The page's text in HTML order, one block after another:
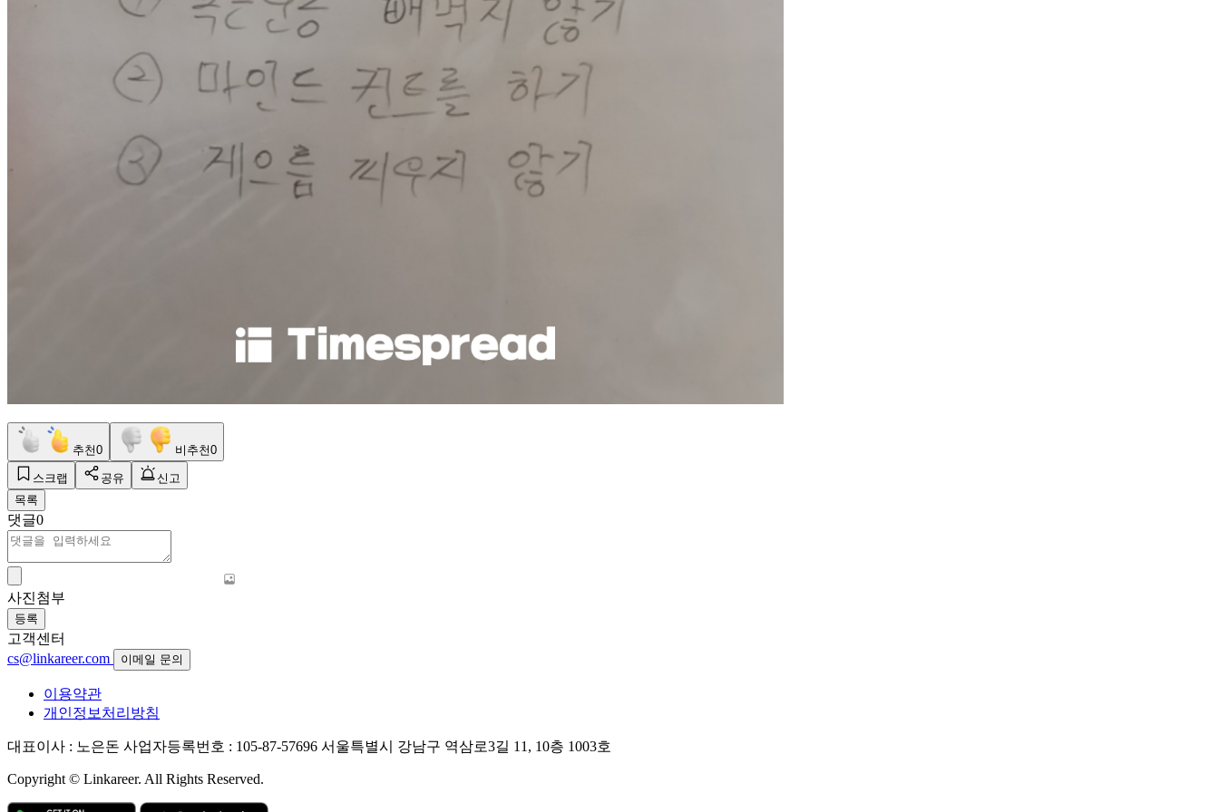
추천0 비추천0
스크랩 공유
신고
목록
댓글0
사진첨부
등록
고객센터
cs@linkareer.com
이메일 문의
이용약관
개인정보처리방침
대표이사 : 노은돈 사업자등록번호 : 105-87-57696 서울특별시 강남구 역삼로3길 11, 10층 1003호
Copyright © Linkareer. All Rights Reserved.